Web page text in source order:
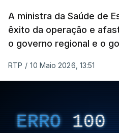
A ministra da Saúde de
êxito da operação e
o governo regional e o
RTP / 10 Maio 2026, 13:51
ERRO 100